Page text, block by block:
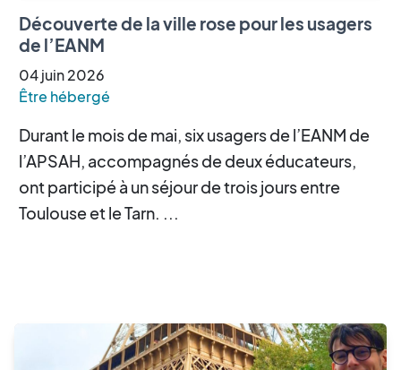
Découverte de la ville rose pour les usagers
de l’EANM
04juin2026
Être hébergé
Durant le mois de mai, six usagers de l’EANM de
l’APSAH, accompagnés de deux éducateurs,
ont participé à un séjour de trois jours entre
Toulouse et le Tarn. ...